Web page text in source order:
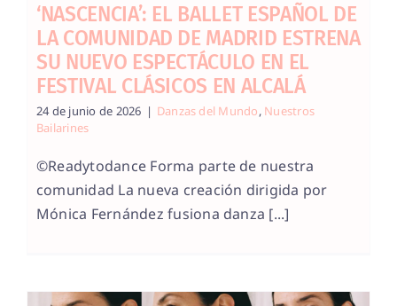
‘NASCENCIA’: EL BALLET ESPAÑOL DE
LA COMUNIDAD DE MADRID ESTRENA
SU NUEVO ESPECTÁCULO EN EL
FESTIVAL CLÁSICOS EN ALCALÁ
24 de junio de 2026 | Danzas del Mundo, Nuestros
Bailarines
©Readytodance Forma parte de nuestra
comunidad La nueva creación dirigida por
Mónica Fernández fusiona danza [...]